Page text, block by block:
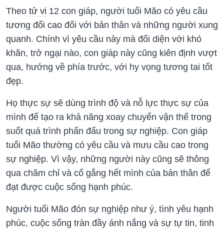
Theo tử vi 12 con giáp, người tuổi Mão có yêu cầu
tương đối cao đối với bản thân và những người xung
quanh. Chính vì yêu cầu này mà đối diện với khó
khăn, trở ngại nào, con giáp này cũng kiên định vượt
qua, hướng về phía trước, với hy vọng tương tai tốt
đẹp.
Họ thực sự sẽ dùng trình độ và nỗ lực thực sự của
mình để tạo ra khả năng xoay chuyển vận thế trong
suốt quá trình phấn đấu trong sự nghiệp. Con giáp
tuổi Mão thường có yêu cầu và mưu cầu cao trong
sự nghiệp. Vì vậy, những người này cũng sẽ thông
qua chăm chỉ và cố gắng hết mình của bản thân để
đạt được cuộc sống hạnh phúc.
Người tuổi Mão đón sự nghiệp như ý, tình yêu hạnh
phúc, cuộc sống tràn đầy ánh nắng và sự tự tin, tinh